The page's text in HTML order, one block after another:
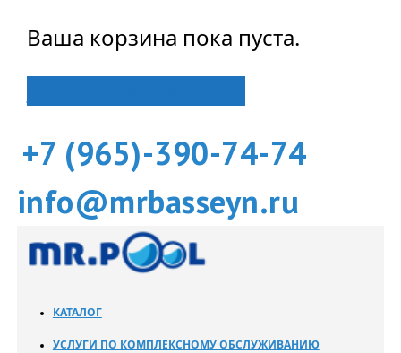
Ваша корзина пока пуста.
+7 (965)-390-74-74
info@mrbasseyn.ru
КАТАЛОГ
УСЛУГИ ПО КОМПЛЕКСНОМУ ОБСЛУЖИВАНИЮ